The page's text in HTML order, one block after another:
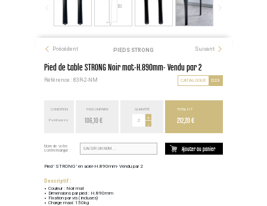
Précédent PIEDS STRONG Suivant
Pied de table STRONG Noir mat-H.890mm- Vendu par 2
Référence : 83R-2-NM CATALOGUE D23
CONDITION
Point euros
PRIX UNITAIRE
106,10 €
QUANTITÉ
+
-
TOTAL H.T.
212,20 €
Nom de votre
contremarque :
Ajouter au panier
Pied ' STRONG ' en acier-H.890mm- Vendu par 2
Descriptif :
Couleur : Noir mat
Dimensions par pied : H.890mm
Fixation par vis ( incluses)
Charge maxi: 150kg